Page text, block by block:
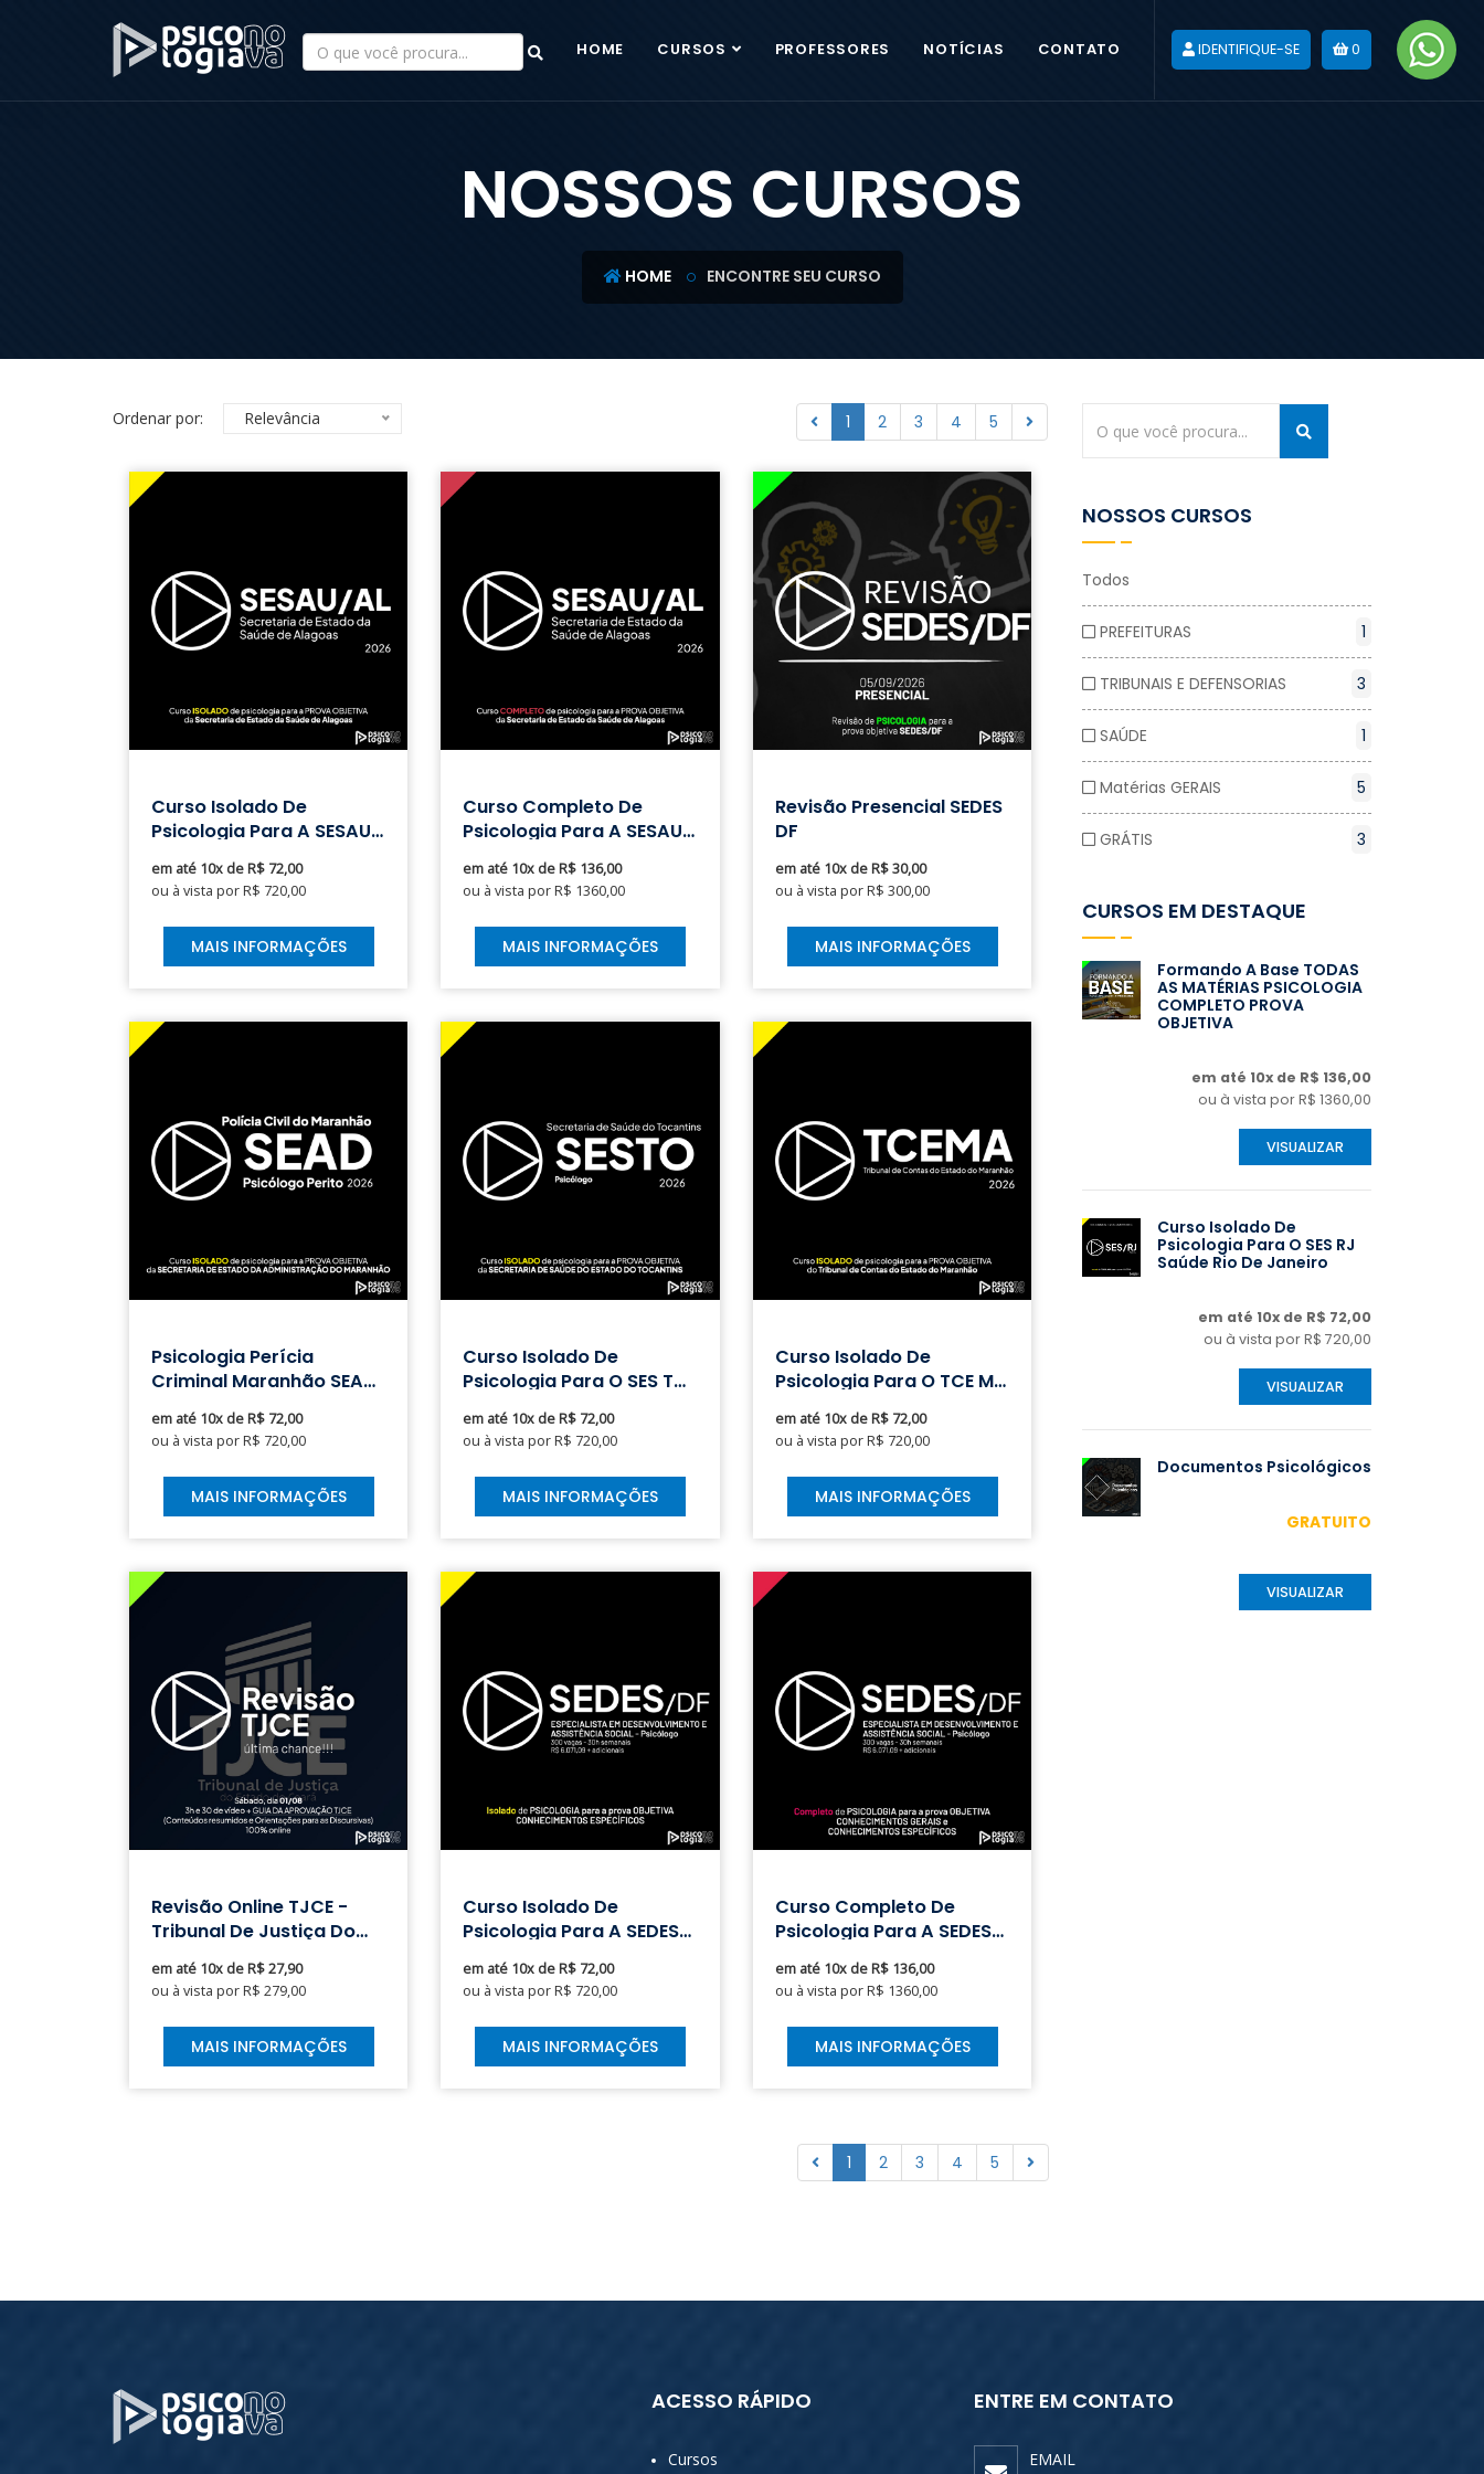
IDENTIFIQUE-SE 0
HOME CURSOS PROFESSORES NOTÍCIAS CONTATO
NOSSOS CURSOS
HOME ENCONTRE SEU CURSO
Ordenar por: Relevância 1 2 3 4 5
Curso Isolado De
Psicologia Para A SESAU
AL Saúde Alagoas
em até 10x de R$ 72,00
ou à vista por R$ 720,00
MAIS INFORMAÇÕES
Curso Completo De
Psicologia Para A SESAU
AL Saúde Alagoas
em até 10x de R$ 136,00
ou à vista por R$ 1360,00
MAIS INFORMAÇÕES
Revisão Presencial SEDES
DF
em até 10x de R$ 30,00
ou à vista por R$ 300,00
MAIS INFORMAÇÕES
Psicologia Perícia
Criminal Maranhão SEAD
MA Maranhão Polícia
Civil
em até 10x de R$ 72,00
ou à vista por R$ 720,00
MAIS INFORMAÇÕES
Curso Isolado De
Psicologia Para O SES TO
Saúde Tocantins
em até 10x de R$ 72,00
ou à vista por R$ 720,00
MAIS INFORMAÇÕES
Curso Isolado De
Psicologia Para O TCE MA
- Tribunal De Contas Do
Maranhão
em até 10x de R$ 72,00
ou à vista por R$ 720,00
MAIS INFORMAÇÕES
Revisão Online TJCE -
Tribunal De Justiça Do
Estado Do Ceará
em até 10x de R$ 27,90
ou à vista por R$ 279,00
MAIS INFORMAÇÕES
Curso Isolado De
Psicologia Para A SEDES
em até 10x de R$ 72,00
ou à vista por R$ 720,00
MAIS INFORMAÇÕES
Curso Completo De
Psicologia Para A SEDES
em até 10x de R$ 136,00
ou à vista por R$ 1360,00
MAIS INFORMAÇÕES
1 2 3 4 5
NOSSOS CURSOS
Todos
PREFEITURAS 1
TRIBUNAIS E DEFENSORIAS 3
SAÚDE 1
Matérias GERAIS 5
GRÁTIS 3
CURSOS EM DESTAQUE
Formando A Base TODAS
AS MATÉRIAS PSICOLOGIA
COMPLETO PROVA
OBJETIVA
em até 10x de R$ 136,00
ou à vista por R$ 1360,00
VISUALIZAR
Curso Isolado De
Psicologia Para O SES RJ
Saúde Rio De Janeiro
em até 10x de R$ 72,00
ou à vista por R$ 720,00
VISUALIZAR
Documentos Psicológicos
GRATUITO
VISUALIZAR
ACESSO RÁPIDO
Cursos
ENTRE EM CONTATO
EMAIL